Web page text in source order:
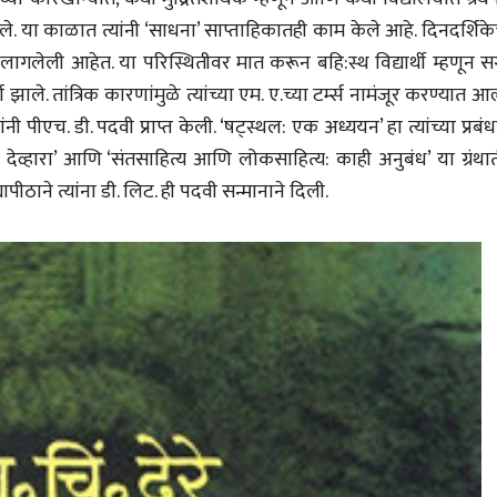
काळात त्यांनी ‘साधना’ साप्ताहिकातही काम केले आहे.
लागलेली आहेत. या परिस्थितीवर मात करून बहि:स्थ विद्यार्थी म्हणून
झाले. तांत्रिक कारणांमुळे त्यांच्या एम. ए.च्या टर्म्स नामंजूर करण्यात
डी. पदवी प्राप्त केली. ‘षट्स्थल: एक अध्ययन’ हा त्यांच्या
देव्हारा’ आणि ‘संतसाहित्य आणि लोकसाहित्य: काही अनुबंध’ या
त्यांना डी. लिट. ही पदवी सन्मानाने दिली.
चीन भेटीतील भाषणे - रवींद्रनाथ टागोर
(अनुवाद सानिया कर्णिक )